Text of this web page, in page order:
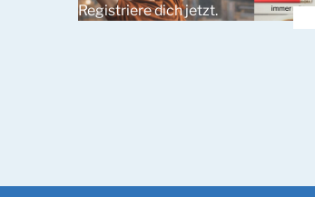
Registriere dich jetzt.